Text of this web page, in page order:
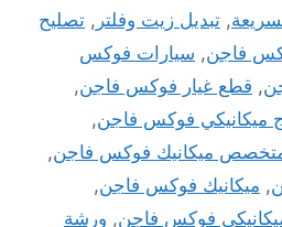
, تبديل زيت وفلتر , تصليح
فاجن, سيارات فوكس
, قطع غيار فوكس فاجن,
ميكانيكي فوكس فاجن,
ميكانيك فوكس فاجن,
, ميكانيك فوكس فاجن,
فوكس فاجن, ورشة